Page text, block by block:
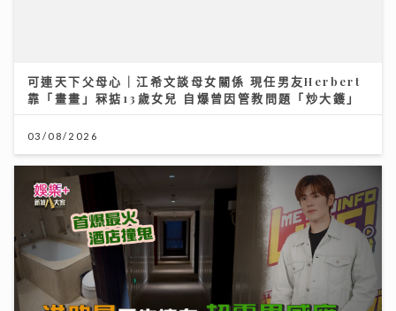
大膽追夢 你一定成功！
04/08/2026